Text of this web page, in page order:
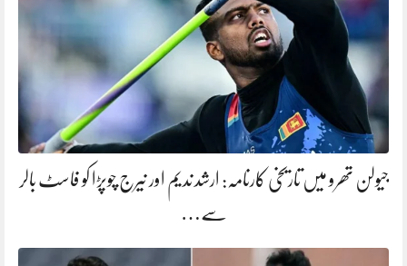
جیولن تھرو میں تاریخی کارنامہ: ارشد ندیم اور نیرج چوپڑا کو فاسٹ بالر
سے…